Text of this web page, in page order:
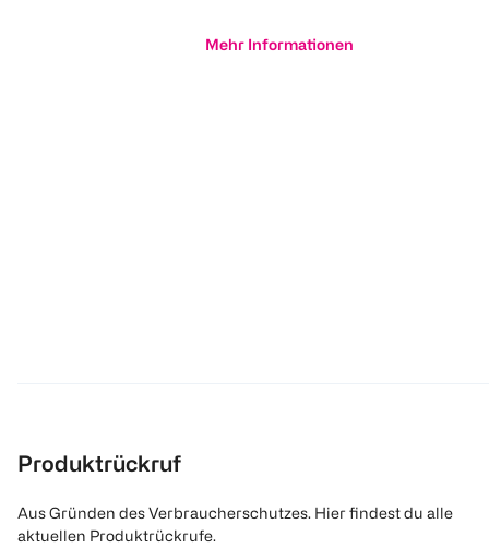
Mehr Informationen
Produktrückruf
Aus Gründen des Verbraucherschutzes. Hier findest du alle
aktuellen Produktrückrufe.